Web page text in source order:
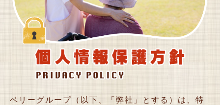
ベリーグループ（以下、「弊社」とする）は、特